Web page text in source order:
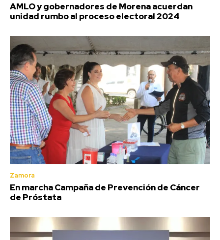
AMLO y gobernadores de Morena acuerdan
unidad rumbo al proceso electoral 2024
Zamora
En marcha Campaña de Prevención de Cáncer
de Próstata